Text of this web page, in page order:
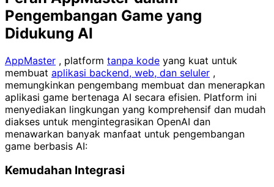
Pengembangan Game yang
Didukung AI
AppMaster , platform tanpa kode yang kuat untuk
membuat aplikasi backend, web, dan seluler ,
memungkinkan pengembang membuat dan menerapkan
aplikasi game bertenaga AI secara efisien. Platform ini
menyediakan lingkungan yang komprehensif dan mudah
diakses untuk mengintegrasikan OpenAI dan
menawarkan banyak manfaat untuk pengembangan
game berbasis AI:
Kemudahan Integrasi